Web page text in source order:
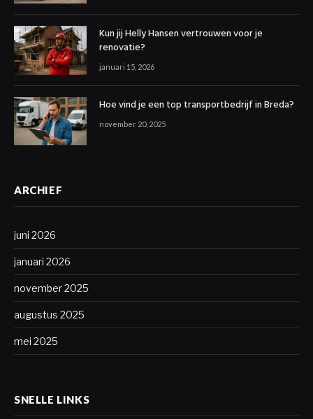
Kun jij Helly Hansen vertrouwen voor je
renovatie?
januari 15, 2026
Hoe vind je een top transportbedrijf in Breda?
november 20, 2025
ARCHIEF
juni 2026
januari 2026
november 2025
augustus 2025
mei 2025
SNELLE LINKS